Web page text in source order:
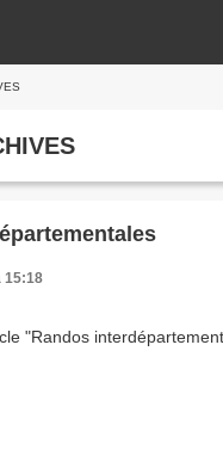
15:18